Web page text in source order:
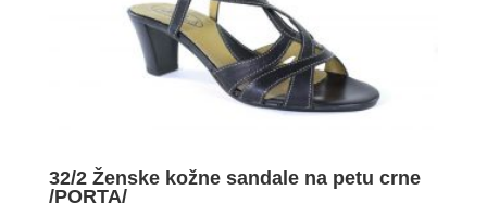
32/2 Ženske kožne sandale na petu crne
/PORTA/